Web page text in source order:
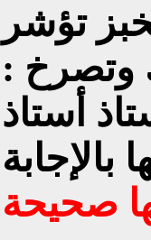
تؤشر
وتصرخ :
أستاذ